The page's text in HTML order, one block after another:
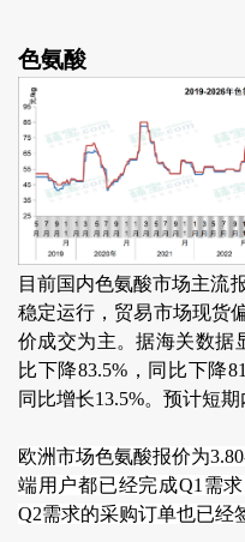
色氨酸
目前国内色氨酸市场主流
稳定运行，贸易市场现货
价成交为主。据海关数据
比下降83.5%，同比下降
同比增长13.5%。预计短期
欧洲市场色氨酸报价为
端用户都已经完成Q1需
Q2需求的采购订单也已经